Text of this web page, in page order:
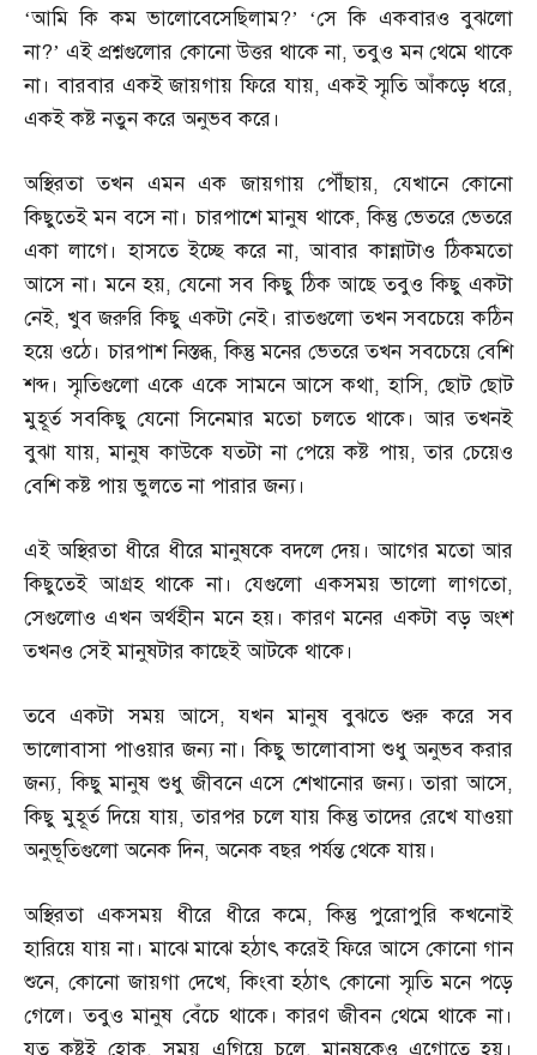
‘আমি কি কম ভালোবেসেছিলাম?’ ‘সে কি একবারও বুঝলো
না?’এই প্রশ্নগুলোর কোনো উত্তর থাকে না,তবুও মন থেমে থাকে
না। বারবার একই জায়গায় ফিরে যায়, একই স্মৃতি আঁকড়ে ধরে,
একই কষ্ট নতুন করে অনুভব করে।
অস্থিরতা তখন এমন এক জায়গায় পৌঁছায়, যেখানে কোনো
কিছুতেই মন বসে না। চারপাশে মানুষ থাকে,কিন্তু ভেতরে ভেতরে
একা লাগে। হাসতে ইচ্ছে করে না,আবার কান্নাটাও ঠিকমতো
আসে না। মনে হয়,যেনো সব কিছু ঠিক আছে তবুও কিছু একটা
নেই, খুব জরুরি কিছু একটা নেই। রাতগুলো তখন সবচেয়ে কঠিন
হয়ে ওঠে। চারপাশ নিস্তব্ধ,কিন্তু মনের ভেতরে তখন সবচেয়ে বেশি
শব্দ। স্মৃতিগুলো একে একে সামনে আসে কথা,হাসি,ছোট ছোট
মুহূর্ত সবকিছু যেনো সিনেমার মতো চলতে থাকে। আর তখনই
বুঝা যায়,মানুষ কাউকে যতটা না পেয়ে কষ্ট পায়,তার চেয়েও
বেশি কষ্ট পায় ভুলতে না পারার জন্য।
এই অস্থিরতা ধীরে ধীরে মানুষকে বদলে দেয়। আগের মতো আর
কিছুতেই আগ্রহ থাকে না। যেগুলো একসময় ভালো লাগতো,
সেগুলোও এখন অর্থহীন মনে হয়। কারণ মনের একটা বড় অংশ
তখনও সেই মানুষটার কাছেই আটকে থাকে।
তবে একটা সময় আসে,যখন মানুষ বুঝতে শুরু করে সব
ভালোবাসা পাওয়ার জন্য না। কিছু ভালোবাসা শুধু অনুভব করার
জন্য,কিছু মানুষ শুধু জীবনে এসে শেখানোর জন্য। তারা আসে,
কিছু মুহূর্ত দিয়ে যায়,তারপর চলে যায় কিন্তু তাদের রেখে যাওয়া
অনুভূতিগুলো অনেক দিন,অনেক বছর পর্যন্ত থেকে যায়।
অস্থিরতা একসময় ধীরে ধীরে কমে,কিন্তু পুরোপুরি কখনোই
হারিয়ে যায় না। মাঝে মাঝে হঠাৎ করেই ফিরে আসে কোনো গান
শুনে, কোনো জায়গা দেখে,কিংবা হঠাৎ কোনো স্মৃতি মনে পড়ে
গেলে। তবুও মানুষ বেঁচে থাকে। কারণ জীবন থেমে থাকে না।
যত কষ্টই হোক,সময় এগিয়ে চলে,মানুষকেও এগোতে হয়।